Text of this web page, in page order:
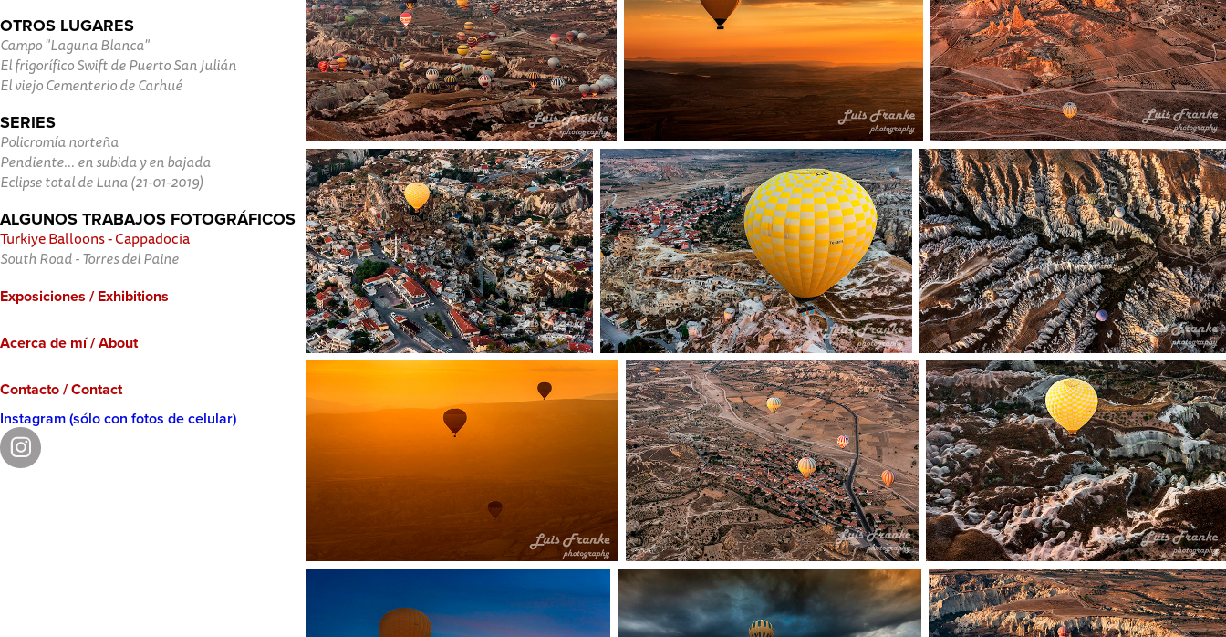
OTROS LUGARES
Campo "Laguna Blanca"
El frigorífico Swift de Puerto San Julián
El viejo Cementerio de Carhué
SERIES
Policromía norteña
Pendiente... en subida y en bajada
Eclipse total de Luna (21-01-2019)
ALGUNOS TRABAJOS FOTOGRÁFICOS
Turkiye Balloons - Cappadocia
South Road - Torres del Paine
Exposiciones / Exhibitions
Acerca de mí / About
Contacto / Contact
Instagram (sólo con fotos de celular)